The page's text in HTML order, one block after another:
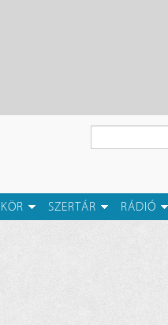
SZERTÁR RÁDIÓ